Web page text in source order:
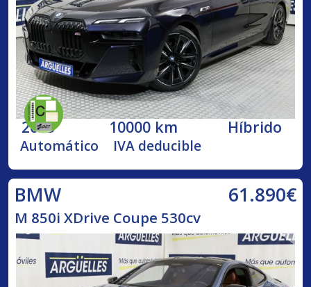
2023 10000 km Híbrido
Automático IVA deducible
BMW 61.890€
M 850i XDrive Coupe 530cv